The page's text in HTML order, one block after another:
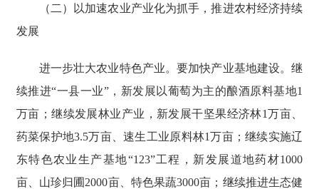
（二）以加速农业产业化为抓手，推进农村经济持续
发展
进一步壮大农业特色产业。要加快产业基地建设。继
续推进“一县一业”，新发展以葡萄为主的酿酒原料基地1
万亩；继续发展林业产业，新发展干坚果经济林1万亩、
药菜保护地3.5万亩、速生工业原料林1万亩；继续实施辽
东特色农业生产基地“123”工程，新发展道地药材1000
亩、山珍归圃2000亩、特色果蔬3000亩；继续推进生态健